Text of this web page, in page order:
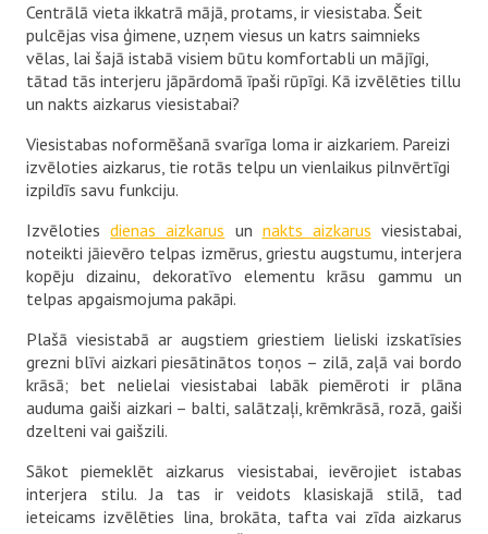
Centrālā vieta ikkatrā mājā, protams, ir viesistaba. Šeit
pulcējas visa ģimene, uzņem viesus un katrs saimnieks
vēlas, lai šajā istabā visiem būtu komfortabli un mājīgi,
tātad tās interjeru jāpārdomā īpaši rūpīgi. Kā izvēlēties tillu
un nakts aizkarus viesistabai?
Viesistabas noformēšanā svarīga loma ir aizkariem. Pareizi
izvēloties aizkarus, tie rotās telpu un vienlaikus pilnvērtīgi
izpildīs savu funkciju.
Izvēlotiesdienas aizkarus un nakts aizkarus viesistabai,
noteikti jāievēro telpas izmērus, griestu augstumu, interjera
kopēju dizainu, dekoratīvo elementu krāsu gammu un
telpas apgaismojuma pakāpi.
Plašā viesistabā ar augstiem griestiem lieliski izskatīsies
grezni blīvi aizkari piesātinātos toņos – zilā, zaļā vai bordo
krāsā; bet nelielai viesistabai labāk piemēroti ir plāna
auduma gaiši aizkari – balti, salātzaļi, krēmkrāsā, rozā, gaiši
dzelteni vai gaišzili.
Sākot piemeklēt aizkarus viesistabai, ievērojiet istabas
interjera stilu. Ja tas ir veidots klasiskajā stilā, tad
ieteicams izvēlēties lina, brokāta, tafta vai zīda aizkarus